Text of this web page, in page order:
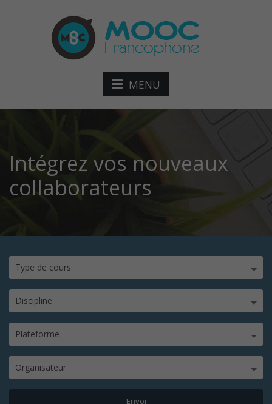
MENU
Intégrez vos nouveaux
collaborateurs
Type de cours
Discipline
Plateforme
Organisateur